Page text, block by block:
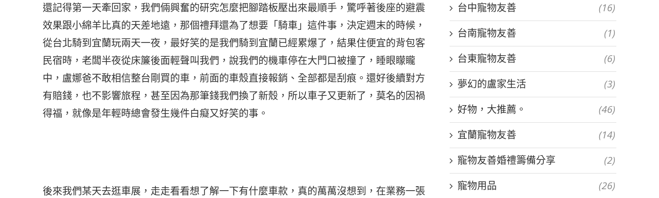
還記得第一天牽回家，我們倆興奮的研究怎麼把腳踏板壓出來最順手，驚呼著後座的避震
效果跟小綿羊比真的天差地遠，那個禮拜還為了想要「騎車」這件事，決定週末的時候，
從台北騎到宜蘭玩兩天一夜，最好笑的是我們騎到宜蘭已經累爆了，結果住便宜的背包客
民宿時，老闆半夜從床簾後面輕聲叫我們，說我們的機車停在大門口被撞了，睡眼矇矓
中，盧娜爸不敢相信整台剛買的車，前面的車殼直接報銷、全部都是刮痕。還好後續對方
有賠錢，也不影響旅程，甚至因為那筆錢我們換了新殼，所以車子又更新了，莫名的因禍
得福，就像是年輕時總會發生幾件白癡又好笑的事。
後來我們某天去逛車展，走走看看想了解一下有什麼車款，真的萬萬沒想到，在業務一張
台中寵物友善
(16)
台南寵物友善
(1)
台東寵物友善
(6)
夢幻的盧家生活
(3)
好物，大推薦。
(46)
宜蘭寵物友善
(14)
寵物友善婚禮籌備分享
(2)
寵物用品
(26)